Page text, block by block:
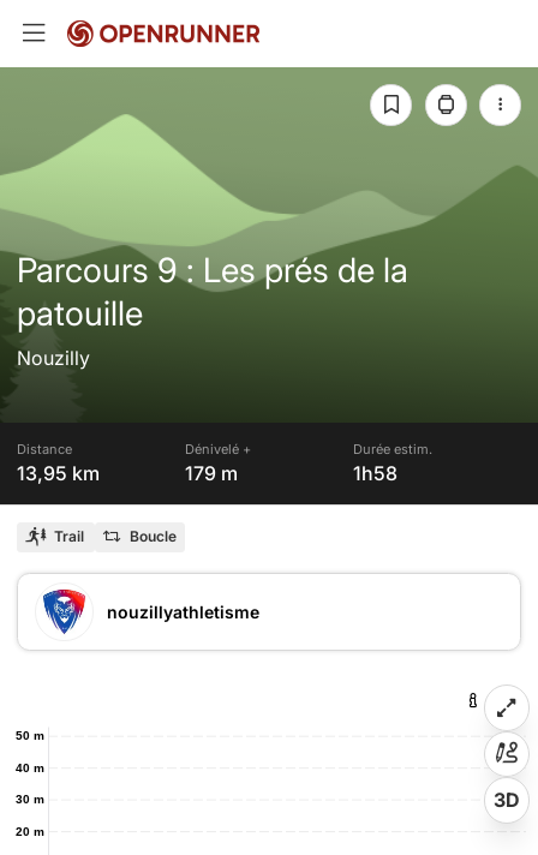
Parcours 9 : Les prés de la
patouille
Nouzilly
Distance
13,95 km
Dénivelé +
179 m
Durée estim.
1h58
Trail Boucle
nouzillyathletisme
20 m
30 m
40 m
50 m
3D